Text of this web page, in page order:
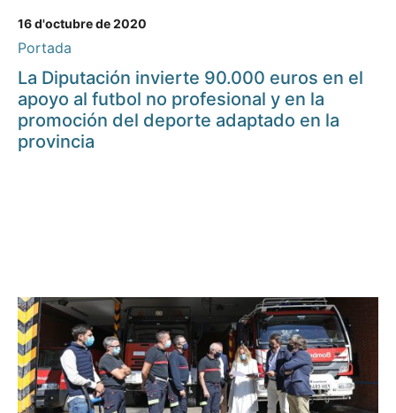
16 d'octubre de 2020
Portada
La Diputación invierte 90.000 euros en el
apoyo al futbol no profesional y en la
promoción del deporte adaptado en la
provincia